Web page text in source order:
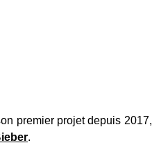
premier projet depuis 2017,
.